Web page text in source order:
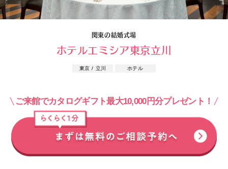
関東の結婚式場
ホテルエミシア東京立川
東京 / 立川 ホテル
ご来館でカタログギフト最大10,000円分プレゼント！